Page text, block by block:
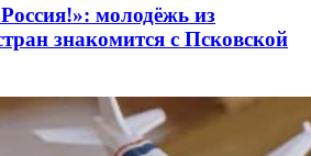
молодёжь из
знакомится с Псковской